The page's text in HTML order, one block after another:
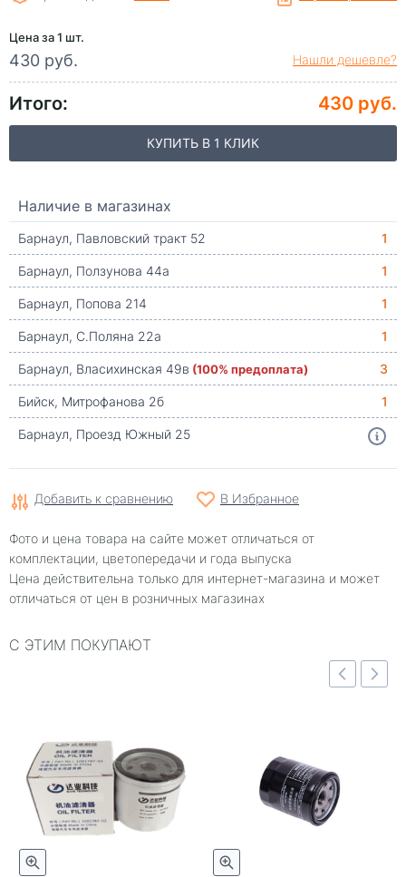
Цена за 1 шт.
430 руб. Нашли дешевле?
Итого: 430 руб.
КУПИТЬ В 1 КЛИК
Наличие в магазинах
Барнаул, Павловский тракт 52
1
Барнаул, Ползунова 44а
1
Барнаул, Попова 214
1
Барнаул, С.Поляна 22а
1
Барнаул, Власихинская 49в (100% предоплата)
3
Бийск, Митрофанова 2б
1
Барнаул, Проезд Южный 25
Добавить к сравнению В Избранное
Фото и цена товара на сайте может отличаться от
комплектации, цветопередачи и года выпуска
Цена действительна только для интернет-магазина и может
отличаться от цен в розничных магазинах
С ЭТИМ ПОКУПАЮТ
Быстрый просмотр